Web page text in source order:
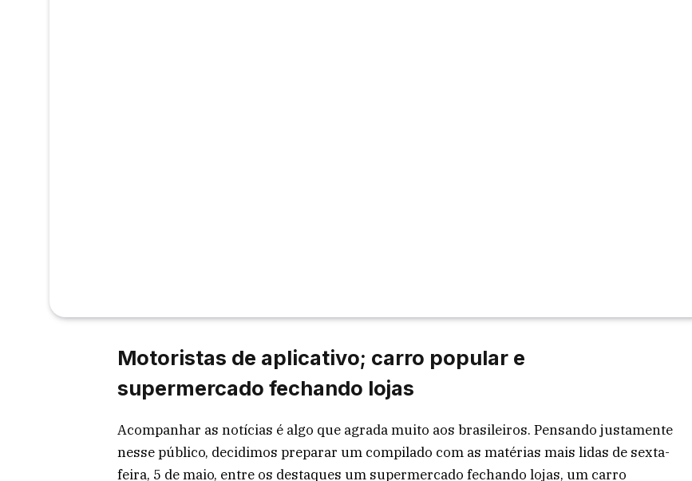
Motoristas de aplicativo; carro popular e
supermercado fechando lojas
Acompanhar as notícias é algo que agrada muito aos brasileiros. Pensando justamente
nesse público, decidimos preparar um compilado com as matérias mais lidas de sexta-
feira, 5 de maio, entre os destaques um supermercado fechando lojas, um carro